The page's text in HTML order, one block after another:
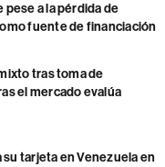
a la pérdida de
fuente de financiación
tras toma de
el mercado evalúa
tarjeta en Venezuela en